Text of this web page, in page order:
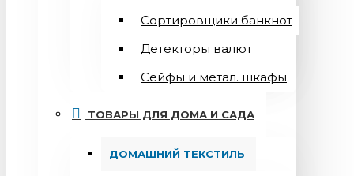
Сортировщики банкнот
Детекторы валют
Сейфы и метал. шкафы
ТОВАРЫ ДЛЯ ДОМА И САДА
ДОМАШНИЙ ТЕКСТИЛЬ